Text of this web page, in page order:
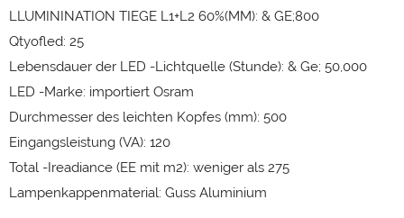
LLUMININATION TIEGE L1+L2 60%(MM): & GE;800
Qtyofled: 25
Lebensdauer der LED -Lichtquelle (Stunde): & Ge; 50,000
LED -Marke: importiert Osram
Durchmesser des leichten Kopfes (mm): 500
Eingangsleistung (VA): 120
Total -Ireadiance (EE mit m2): weniger als 275
Lampenkappenmaterial: Guss Aluminium